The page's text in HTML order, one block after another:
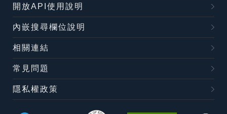
開放API使用說明
內嵌搜尋欄位說明
相關連結
常見問題
隱私權政策